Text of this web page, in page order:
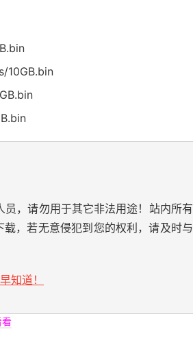
10GB.bin
员，请勿用于其它非法用途！站内所有
，若无意侵犯到您的权利，请及时与
知道！
看